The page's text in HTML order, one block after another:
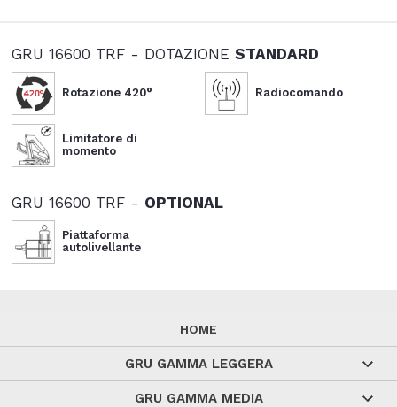
GRU 16600 TRF - DOTAZIONESTANDARD
Rotazione 420° Radiocomando
Limitatore di
momento
GRU 16600 TRF - OPTIONAL
Piattaforma
autolivellante
HOME
GRU GAMMA LEGGERA
GRU GAMMA MEDIA